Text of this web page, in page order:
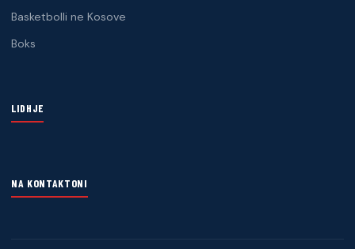
Basketbolli ne Kosove
Boks
LIDHJE
NA KONTAKTONI